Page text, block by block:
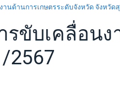
นด้านการเกษตรระดับจังหวัด จังหวัด
ขับเคลื่อนง
2567